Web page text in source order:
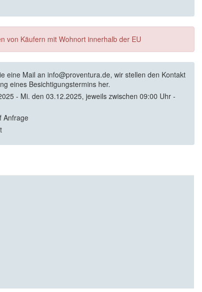
von Käufern mit Wohnort innerhalb der EU
eine Mail an info@proventura.de, wir stellen den Kontakt
eines Besichtigungstermins her.
- Mi. den 03.12.2025, jeweils zwischen 09:00 Uhr -
Anfrage